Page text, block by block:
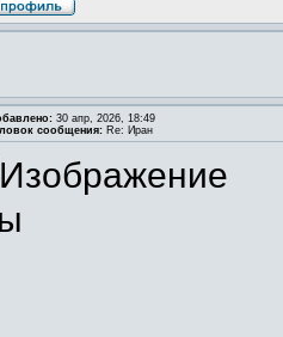
30 апр, 2026, 18:49
сообщения: Re: Иран